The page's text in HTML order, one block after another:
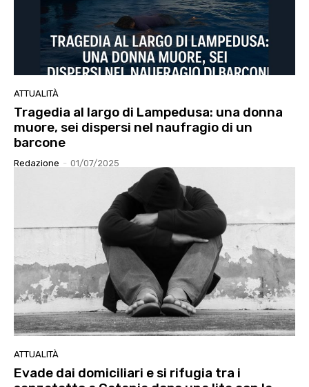
ATTUALITÀ
Tragedia al largo di Lampedusa: una donna
muore, sei dispersi nel naufragio di un
barcone
Redazione - 01/07/2025
ATTUALITÀ
Evade dai domiciliari e si rifugia tra i